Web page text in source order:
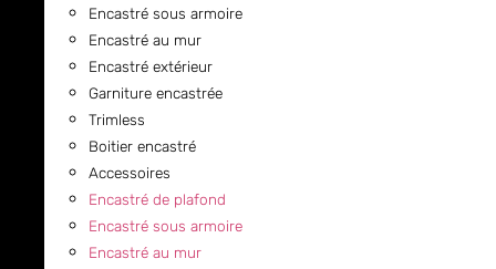
Encastré sous armoire
Encastré au mur
Encastré extérieur
Garniture encastrée
Trimless
Boitier encastré
Accessoires
Encastré de plafond
Encastré sous armoire
Encastré au mur